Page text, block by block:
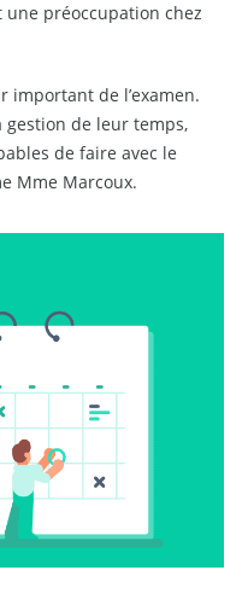
une préoccupation chez
important de l’examen.
gestion de leur temps,
de faire avec le
Mme Marcoux.